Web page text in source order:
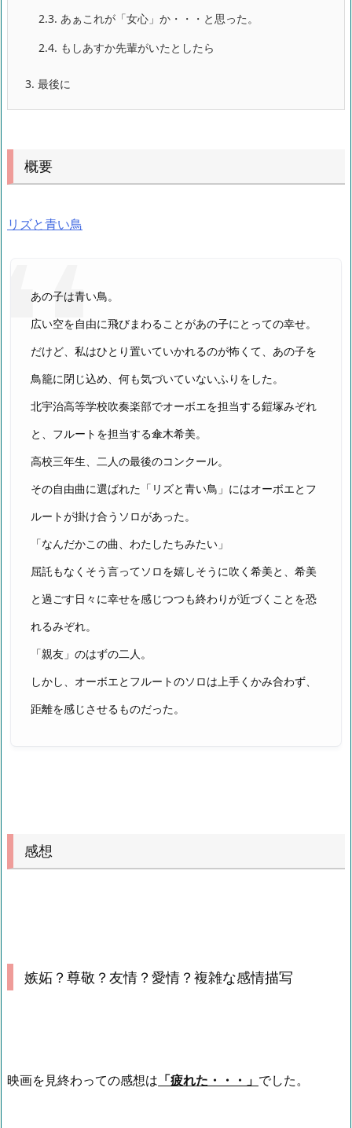
2.3. あぁこれが「女心」か・・・と思った。
2.4. もしあすか先輩がいたとしたら
3. 最後に
概要
リズと青い鳥
あの子は青い鳥。
広い空を自由に飛びまわることがあの子にとっての幸せ。
だけど、私はひとり置いていかれるのが怖くて、あの子を
鳥籠に閉じ込め、何も気づいていないふりをした。
北宇治高等学校吹奏楽部でオーボエを担当する鎧塚みぞれ
と、フルートを担当する傘木希美。
高校三年生、二人の最後のコンクール。
その自由曲に選ばれた「リズと青い鳥」にはオーボエとフ
ルートが掛け合うソロがあった。
「なんだかこの曲、わたしたちみたい」
屈託もなくそう言ってソロを嬉しそうに吹く希美と、希美
と過ごす日々に幸せを感じつつも終わりが近づくことを恐
れるみぞれ。
「親友」のはずの二人。
しかし、オーボエとフルートのソロは上手くかみ合わず、
距離を感じさせるものだった。
感想
嫉妬？尊敬？友情？愛情？複雑な感情描写
映画を見終わっての感想は 「疲れた・・・」 でした。